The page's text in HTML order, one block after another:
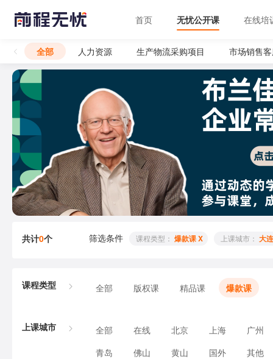
首页 无忧公开课 在线培
全部 人力资源 生产物流采购项目 市场销售
共计0个 筛选条件 课程类型： 爆款课 X 上课城市： 大
课程类型 全部 版权课 精品课 爆款课
上课城市 全部 在线 北京 上海
广州
青岛
佛山 黄山 国外 其他